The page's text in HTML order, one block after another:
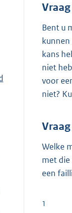
Bent u
kans
niet
voor
niet?
Welke
met
een
1